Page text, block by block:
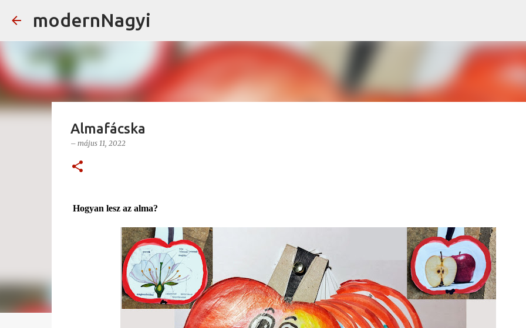
modernNagyi
Almafácska
– május 11, 2022
Hogyan lesz az alma?